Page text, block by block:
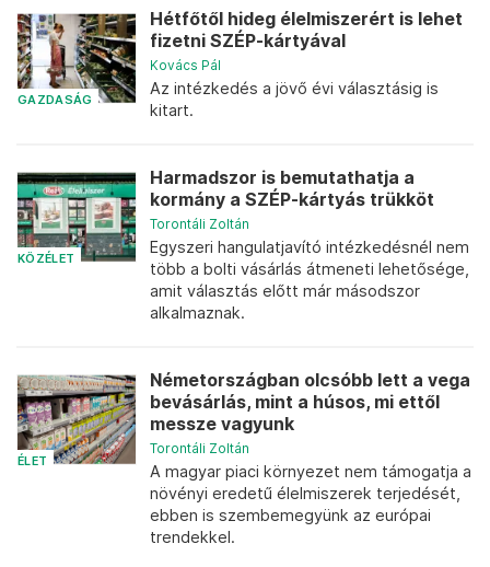
GAZDASÁG
Hétfőtől hideg élelmiszerért is lehet
fizetni SZÉP-kártyával
Kovács Pál
Az intézkedés a jövő évi választásig is
kitart.
KÖZÉLET
Harmadszor is bemutathatja a
kormány a SZÉP-kártyás trükköt
Torontáli Zoltán
Egyszeri hangulatjavító intézkedésnél nem
több a bolti vásárlás átmeneti lehetősége,
amit választás előtt már másodszor
alkalmaznak.
ÉLET
Németországban olcsóbb lett a vega
bevásárlás, mint a húsos, mi ettől
messze vagyunk
Torontáli Zoltán
A magyar piaci környezet nem támogatja a
növényi eredetű élelmiszerek terjedését,
ebben is szembemegyünk az európai
trendekkel.